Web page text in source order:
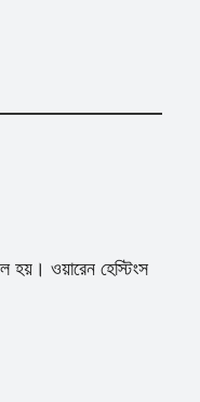
হয়। ওয়ারেন হেস্টিংস